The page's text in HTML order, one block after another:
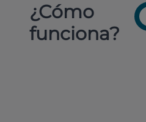
¿Cómo
funciona?